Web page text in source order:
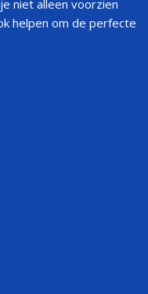
niet alleen voorzien
helpen om de perfecte